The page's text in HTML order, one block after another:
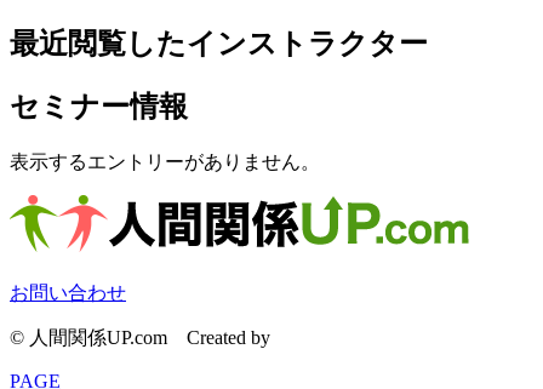
最近閲覧したインストラクター
セミナー情報
表示するエントリーがありません。
お問い合わせ
© 人間関係UP.com Created by
PAGE